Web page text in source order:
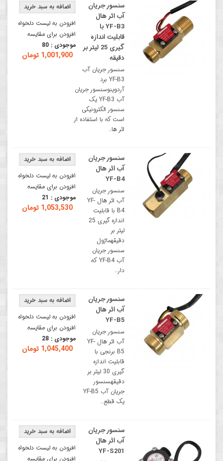
افزودن به لیست دلخواه
افزودن برای مقایسه
موجودی : 80
1,001,900 تومان
سنسور جریان
آب اثر هال
YF-B3 با
قابلیت اندازه
گیری 25 لیتر بر
دقیقه
سنسور جریان آب
YF-B3 برد
آردوینوسنسور جریان
آب YF-B3 یک
سنسور الکترونیکی
است که با استفاده از
اثر ها..
افزودن به لیست دلخواه
افزودن برای مقایسه
موجودی : 21
1,053,530 تومان
سنسور جریان
آب اثر هال
YF-B4
سنسور جریان
آب اثر هال YF-
B4 با قابلیت
اندازه گیری 25
لیتر بر
دقیقهماژول
سنسور جریان
آب YF-B4 که
دار..
افزودن به لیست دلخواه
افزودن برای مقایسه
موجودی : 28
1,045,400 تومان
سنسور جریان
آب اثر هال
YF-B5
سنسور جریان
آب اثر هال YF-
B5 برنجی با
قابلیت اندازه
گیری 30 لیتر بر
دقیقهسنسور
جریان آب YF-B5
یک قطع..
افزودن به لیست دلخواه
افزودن برای مقایسه
سنسور جریان
آب اثر هال
YF-S201